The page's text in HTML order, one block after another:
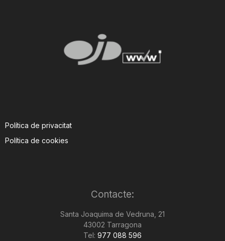
Política de privacitat
Política de cookies
Contacte:
Santa Joaquima de Vedruna, 21
43002 Tarragona
Tel: 977 088 596